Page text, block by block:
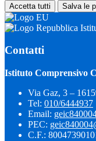
Accetta tutti Salva le
Contatti
Istituto Comprensivo
Via Gaz, 3 –
Tel: 010/6444937
Email:
PEC:
C.F.: